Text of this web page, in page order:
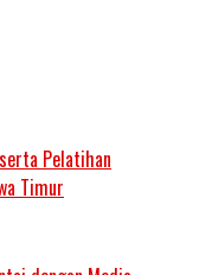
Pelatihan
Timur